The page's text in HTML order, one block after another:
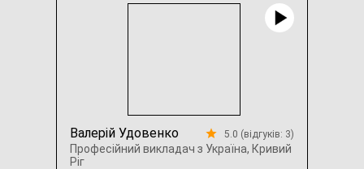
Валерій Удовенко
Професійний викладач з Україна, Кривий
Ріг
5.0 (відгуків: 3)